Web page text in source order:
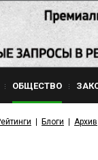
ОБЩЕСТВО
Блоги Архив